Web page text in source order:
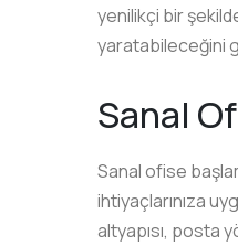
yenilikçi bir
yaratabileceğini
Sanal
Sanal ofise
ihtiyaçlarınıza
altyapısı, posta